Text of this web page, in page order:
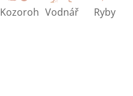
Kozoroh Vodnář Ryby